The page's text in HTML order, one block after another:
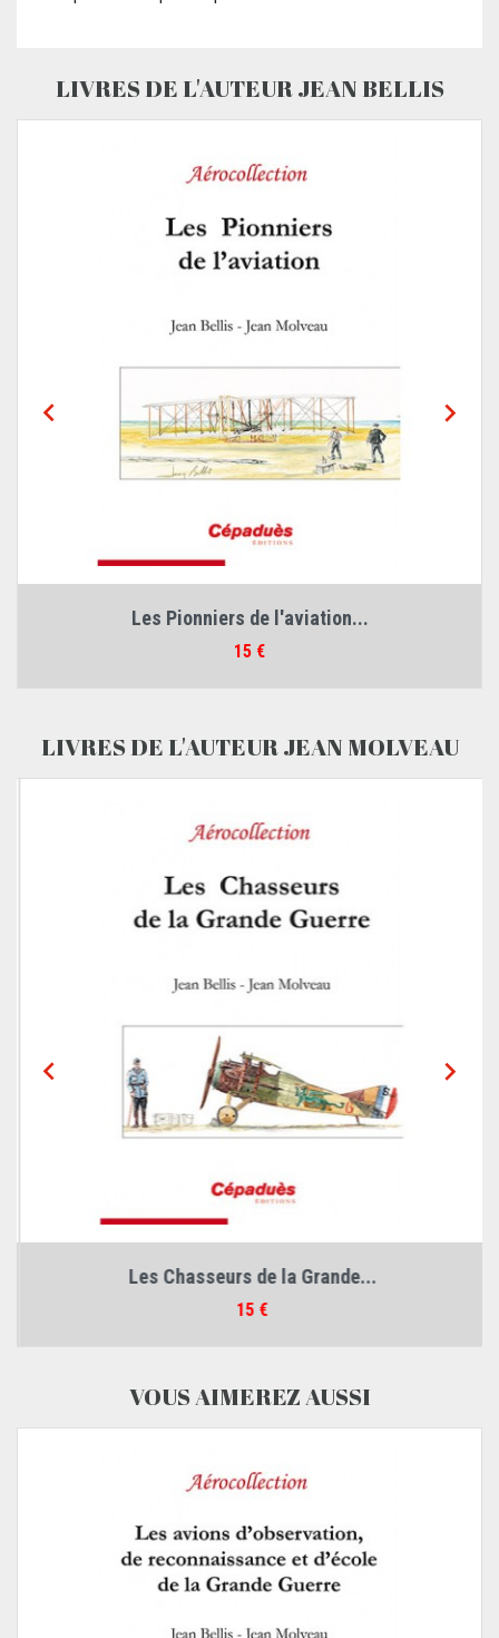
LIVRES DE L'AUTEUR JEAN BELLIS

Les Pionniers de l'aviation...
Prix
15 €

LIVRES DE L'AUTEUR JEAN MOLVEAU

Les Chasseurs de la Grande...
Prix
15 €

VOUS AIMEREZ AUSSI